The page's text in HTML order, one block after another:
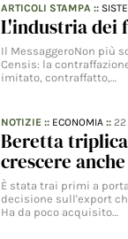
ARTICOLI STAMPA ::
L'industria dei
Il MessaggeroNon più
Censis: la
imitato, contraffatto,…
NOTIZIE :: ECONOMIA ::22
Beretta
crescere
È stata trai primi a
decisione sull'export
Ha da poco acquisito…